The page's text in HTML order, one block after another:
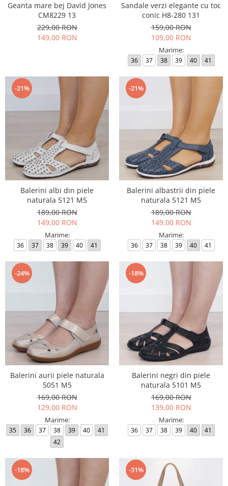
Geanta mare bej David Jones
CM8229 13
229,00 RON
149,00 RON
Sandale verzi elegante cu toc
conic H8-280 131
159,00 RON
109,00 RON
Marime:
36 37 38 39 40 41
-21%
Balerini albi din piele
naturala 5121 M5
189,00 RON
149,00 RON
Marime:
36 37 38 39 40 41
-21%
Balerini albastrii din piele
naturala 5121 M5
189,00 RON
149,00 RON
Marime:
36 37 38 39 40 41
-24%
Balerini aurii piele naturala
5051 M5
169,00 RON
129,00 RON
Marime:
35 36 37 38 39 40
41
42
-18%
Balerini negri din piele
naturala 5101 M5
169,00 RON
139,00 RON
Marime:
36 37 38 39 40 41
-18% -31%